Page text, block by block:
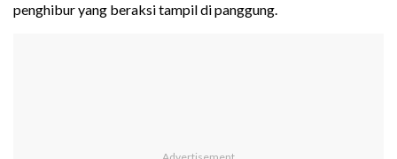
penghibur yang beraksi tampil di panggung.